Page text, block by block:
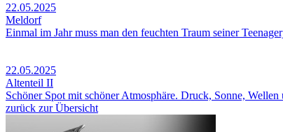
22.05.2025
Meldorf
Einmal im Jahr muss man den feuchten Traum seiner
22.05.2025
Altenteil II
Schöner Spot mit schöner Atmosphäre. Druck, Sonne,
zurück zur Übersicht